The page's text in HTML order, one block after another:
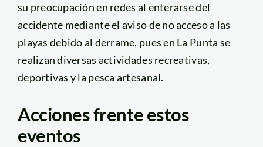
su preocupación en redes al enterarse del
accidente mediante el aviso de no acceso a las
playas debido al derrame, pues en La Punta se
realizan diversas actividades recreativas,
deportivas y la pesca artesanal.
Acciones frente estos
eventos